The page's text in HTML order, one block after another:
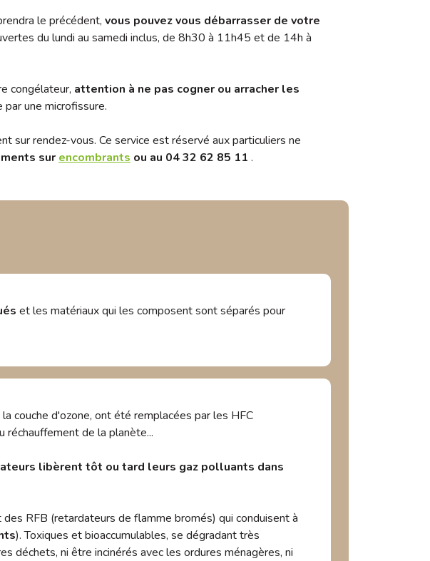
le précédent, vous pouvez vous débarrasser de votre
du lundi au samedi inclus, de 8h30 à 11h45 et de 14h à
congélateur, attention à ne pas cogner ou arracher les
par une microfissure.
sur rendez-vous. Ce service est réservé aux particuliers ne
sur encombrants ou au 04 32 62 85 11 .
et les matériaux qui les composent sont séparés pour
couche d'ozone, ont été remplacées par les HFC
réchauffement de la planète...
libèrent tôt ou tard leurs gaz polluants dans
RFB (retardateurs de flamme bromés) qui conduisent à
). Toxiques et bioaccumulables, se dégradant très
déchets, ni être incinérés avec les ordures ménagères, ni